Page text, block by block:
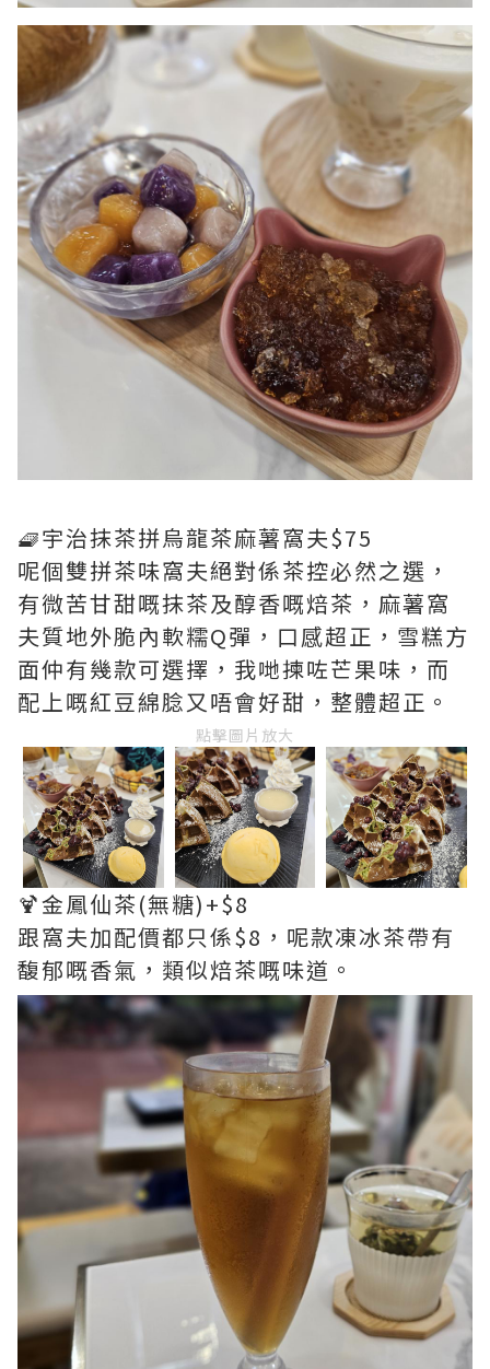
🧇宇治抹茶拼烏龍茶麻薯窩夫$75
呢個雙拼茶味窩夫絕對係茶控必然之選，
有微苦甘甜嘅抹茶及醇香嘅焙茶，麻薯窩
夫質地外脆內軟糯Q彈，口感超正，雪糕方
面仲有幾款可選擇，我哋揀咗芒果味，而
配上嘅紅豆綿腍又唔會好甜，整體超正。
點擊圖片放大
🍹金鳳仙茶(無糖)+$8
跟窩夫加配價都只係$8，呢款凍冰茶帶有
馥郁嘅香氣，類似焙茶嘅味道。